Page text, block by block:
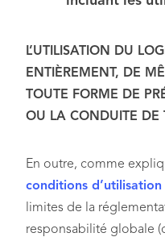
L’UTILISATION DU
ENTIÈREMENT, DE
TOUTE FORME DE
OU LA CONDUITE DE
En outre, comme
conditions d’utilisation
limites de la
responsabilité globale